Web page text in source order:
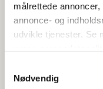
målrettede
annonce- og
udvikle tjenester. Se
eller ved at trykke på
Nødvendig
Varme
Varde